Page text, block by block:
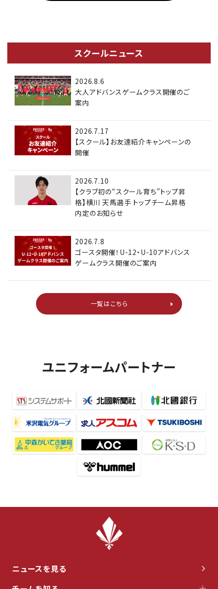
スクールニュース
2026.8.6
大人アドバンスゲームクラス開催のご
案内
2026.7.17
【スクール】お友達紹介キャンペーンの
開催
2026.7.10
【クラブ初の“スクール育ち”トップ昇
格】横川 天馬選手 トップチーム昇格
内定のお知らせ
2026.7.8
ゴースタ開催！U-12・U-10アドバンス
ゲームクラス開催のご案内
一覧はこちら
ユニフォームパートナー
ニュースを見る